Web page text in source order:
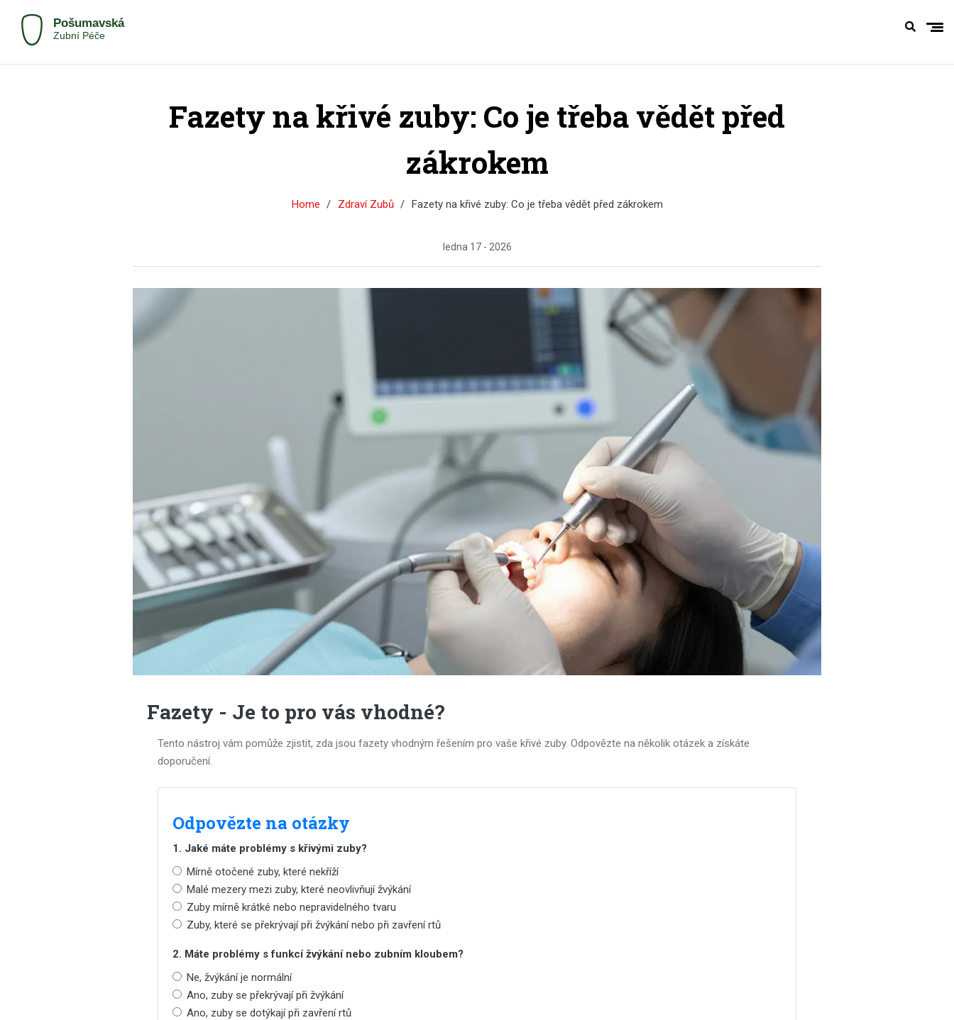
Fazety na křivé zuby: Co je třeba vědět před
zákrokem
Home Zdraví Zubů Fazety na křivé zuby: Co je třeba vědět před zákrokem
ledna 17 - 2026
Fazety - Je to pro vás vhodné?
Tento nástroj vám pomůže zjistit, zda jsou fazety vhodným řešením pro vaše křivé zuby. Odpovězte na několik otázek a získáte
doporučení.
Odpovězte na otázky
1. Jaké máte problémy s křivými zuby?
Mírně otočené zuby, které nekříží
Malé mezery mezi zuby, které neovlivňují žvýkání
Zuby mírně krátké nebo nepravidelného tvaru
Zuby, které se překrývají při žvýkání nebo při zavření rtů
2. Máte problémy s funkcí žvýkání nebo zubním kloubem?
Ne, žvýkání je normální
Ano, zuby se překrývají při žvýkání
Ano, zuby se dotýkají při zavření rtů